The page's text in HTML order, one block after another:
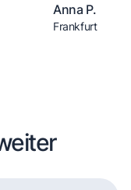
Anna P.
Frankfurt